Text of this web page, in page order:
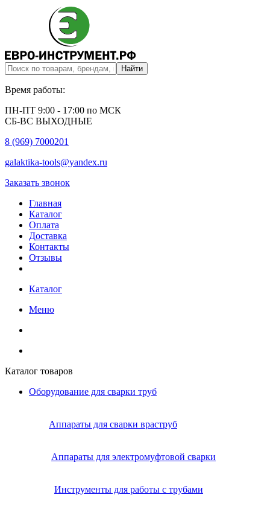
Время работы:
ПН-ПТ 9:00 - 17:00 по МСК
СБ-ВС ВЫХОДНЫЕ
8 (969) 7000201
galaktika-tools@yandex.ru
Заказать звонок
Главная
Каталог
Оплата
Доставка
Контакты
Отзывы
Каталог
Меню
Каталог товаров
Оборудование для сварки труб
Аппараты для сварки враструб
Аппараты для электромуфтовой сварки
Инструменты для работы с трубами